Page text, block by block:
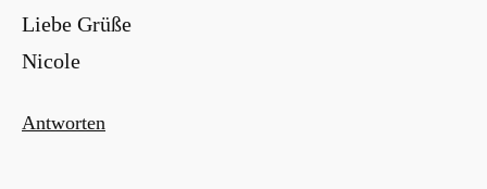
Liebe Grüße
Nicole
Antworten